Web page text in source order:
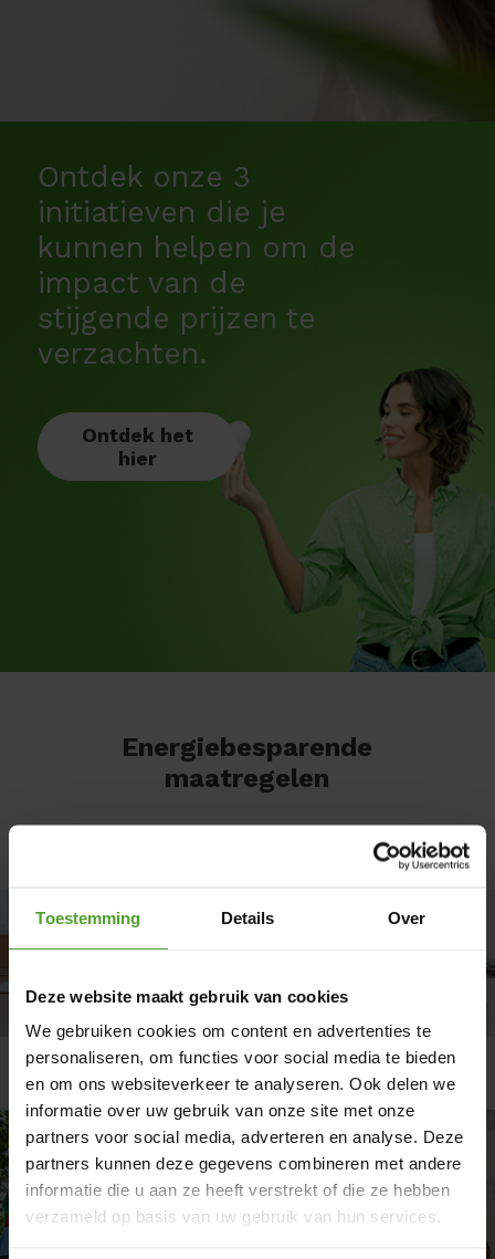
Toestemming Details Over
Deze website maakt gebruik van cookies
We gebruiken cookies om content en advertenties te
personaliseren, om functies voor social media te bieden
en om ons websiteverkeer te analyseren. Ook delen we
informatie over uw gebruik van onze site met onze
partners voor social media, adverteren en analyse. Deze
partners kunnen deze gegevens combineren met andere
informatie die u aan ze heeft verstrekt of die ze hebben
verzameld op basis van uw gebruik van hun services.
Ontdek onze 3
initiatieven die je
kunnen helpen om de
impact van de
stijgende prijzen te
verzachten.
Ontdek het
hier
Energiebesparende
maatregelen
Verwarmen Isolatie